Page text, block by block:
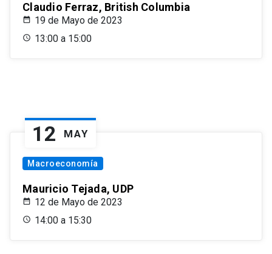
Claudio Ferraz, British Columbia
19 de Mayo de 2023
13:00 a 15:00
12 MAY
Macroeconomía
Mauricio Tejada, UDP
12 de Mayo de 2023
14:00 a 15:30